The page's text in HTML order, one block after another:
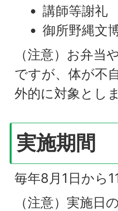
講師等謝礼
御所野縄文
（注意）お弁当
ですが、体が不
外的に対象としま
実施期間
毎年8月1日から
（注意）実施